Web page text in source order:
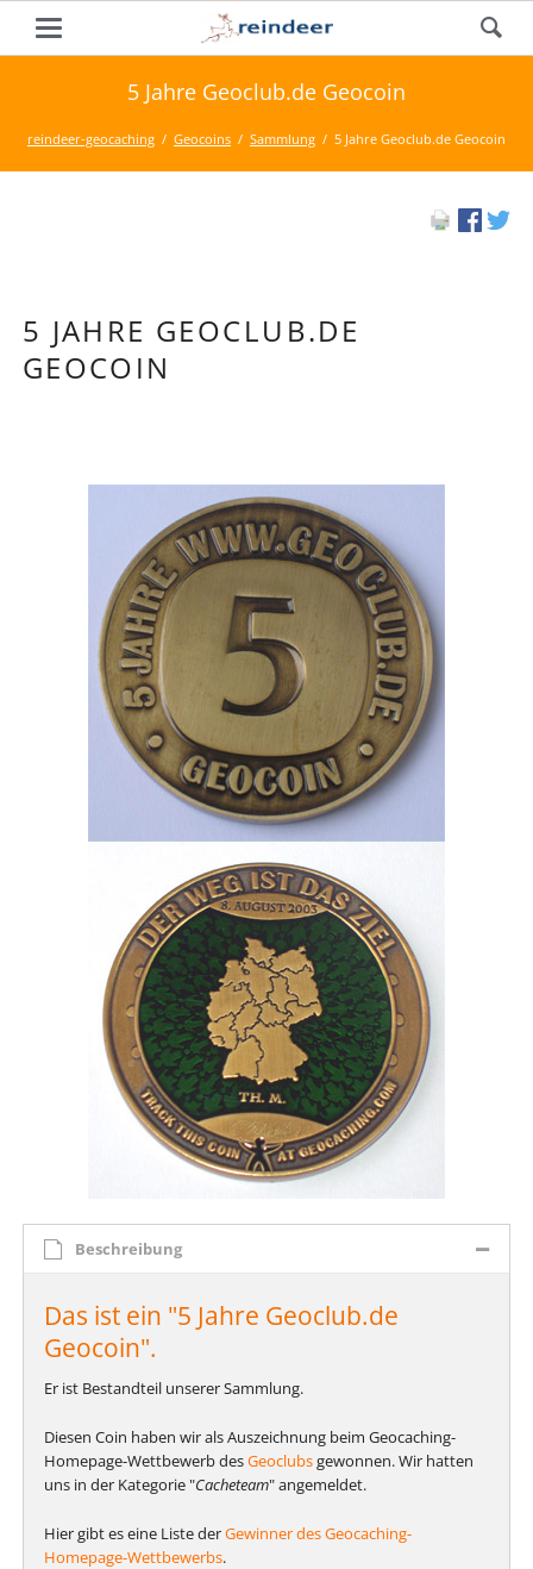
5 Jahre Geoclub.de Geocoin
reindeer-geocaching Geocoins Sammlung 5 Jahre Geoclub.de Geocoin
5 JAHRE GEOCLUB.DE
GEOCOIN
Beschreibung
Das ist ein "5 Jahre Geoclub.de
Geocoin".
Er ist Bestandteil unserer Sammlung.
Diesen Coin haben wir als Auszeichnung beim Geocaching-
Homepage-Wettbewerb desGeoclubsgewonnen. Wir hatten
uns in der Kategorie "Cacheteam" angemeldet.
Hier gibt es eine Liste derGewinner des Geocaching-
Homepage-Wettbewerbs.